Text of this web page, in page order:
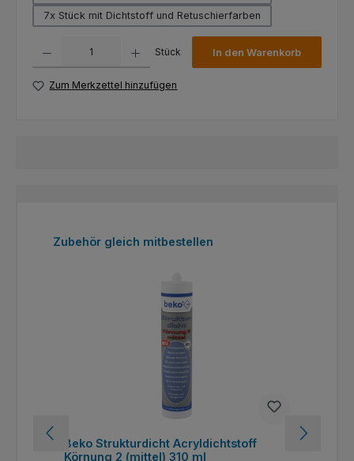
7x Stück mit Dichtstoff und Retuschierfarben
Stück In den Warenkorb
Zum Merkzettel hinzufügen
Produktgalerie überspringen
Zubehör gleich mitbestellen
Beko Strukturdicht Acryldichtstoff
Körnung 2 (mittel) 310 ml